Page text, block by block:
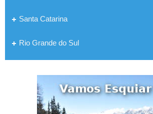
Santa Catarina
Rio Grande do Sul